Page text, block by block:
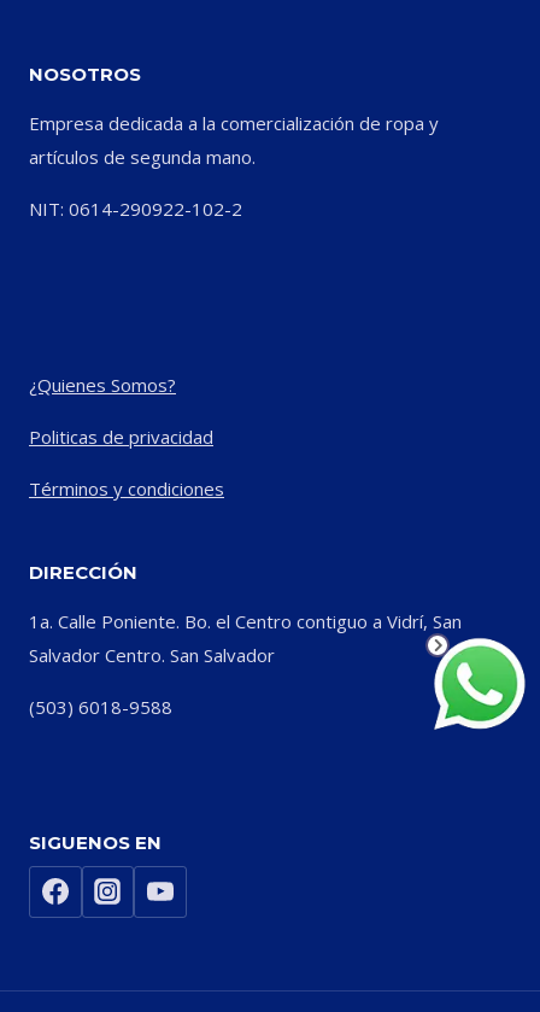
NOSOTROS
Empresa dedicada a la comercialización de ropa y
artículos de segunda mano.
NIT: 0614-290922-102-2
¿Quienes Somos?
Politicas de privacidad
Términos y condiciones
DIRECCIÓN
1a. Calle Poniente. Bo. el Centro contiguo a Vidrí, San
Salvador Centro. San Salvador
(503) 6018-9588
SIGUENOS EN